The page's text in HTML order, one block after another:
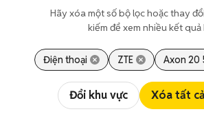
Hãy xóa một số bộ lọc hoặc thay
kiếm để xem nhiều kết quả
Điện thoại ZTE Axon 20
Đổi khu vực Xóa tất